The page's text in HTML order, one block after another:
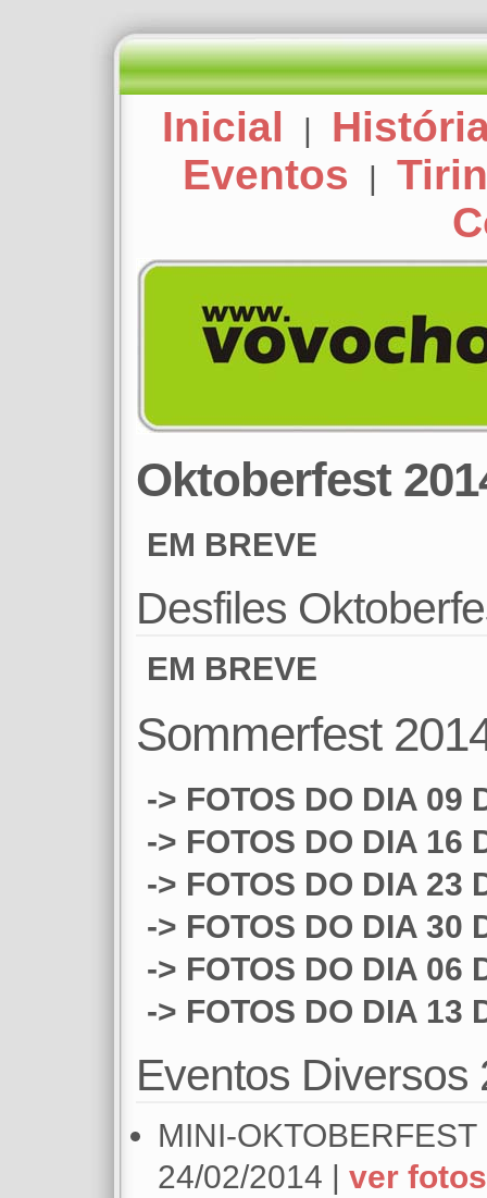
Inicial |
Eventos
|
Oktoberfest
EM BREVE
Desfiles
EM BREVE
Sommerfest
-> FOTOS DO DIA 09
-> FOTOS DO DIA 16
-> FOTOS DO DIA 23
-> FOTOS DO DIA 30
-> FOTOS DO DIA 06
-> FOTOS DO DIA 13
Eventos Diversos
MINI-
24/02/2014 | ver fotos